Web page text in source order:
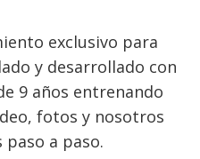
exclusivo para
y desarrollado con
9 años entrenando
fotos y nosotros
paso a paso.